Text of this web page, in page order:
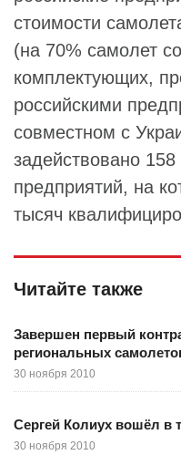
стоимости
(на 70% самолет
комплектующих,
российскими
совместном с
задействовано
предприятий, на
тысяч
Читайте также
Завершен первый
региональных
30 ноября 2010
Сергей Колиух вошёл в
30 ноября 2010